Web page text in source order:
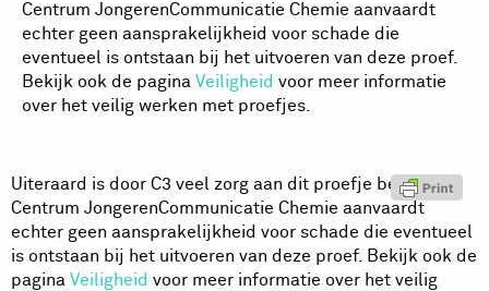
Centrum JongerenCommunicatie Chemie aanvaardt
echter geen aansprakelijkheid voor schade die
eventueel is ontstaan bij het uitvoeren van deze proef.
Bekijk ook de pagina Veiligheid voor meer informatie
over het veilig werken met proefjes.
Uiteraard is door C3 veel zorg aan dit proefje besteed.
Centrum JongerenCommunicatie Chemie aanvaardt
echter geen aansprakelijkheid voor schade die eventueel
is ontstaan bij het uitvoeren van deze proef. Bekijk ook de
pagina Veiligheid voor meer informatie over het veilig